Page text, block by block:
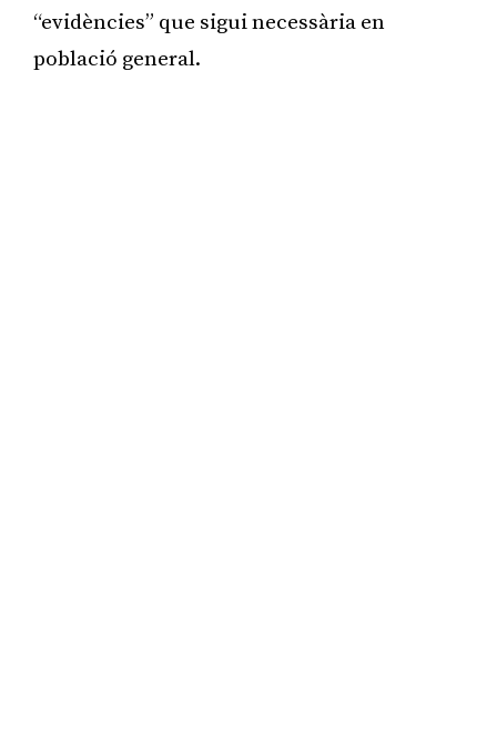
“evidències” que sigui necessària en
població general.